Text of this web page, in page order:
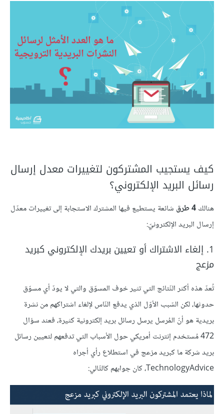
كيف يستجيب المشتركون لتغييرات معدل إرسال
رسائل البريد الإلكتروني؟
هنالك4 طرق
شائعة يستطيع فيها المشترك الاستجابة إلى تغييرات معدّل
إرسال البريد الإلكترونيّ:
1. إلغاء الاشتراك أو تعيين بريدك الإلكتروني كبريد
مزعج
تُعدّ هذه أكثر النّتائج التي تثير خوف المسوّق والتي لا يودّ أي مسوّق
حدوثها، لكن السّبب الأوّل الذي يدفع النّاس لإلغاء اشتراكهم من نشرة
بريدية هو أنّ المُرسل يرسل رسائل بريد إلكترونية كثيرة، فعند سؤال
472 مُستخدم إنترنت أمريكي حول الأسباب التي تدفعهم لتعيين رسائل
بريد شركة ما كبريد مزعج في استطلاع رأي أجراه
TechnologyAdvice، كان جوابهم كالتّالي: